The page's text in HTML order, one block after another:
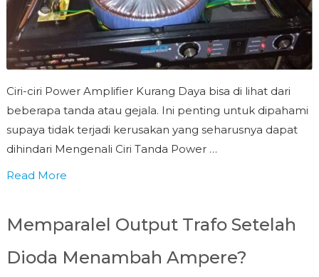
Ciri-ciri Power Amplifier Kurang Daya bisa di lihat dari
beberapa tanda atau gejala. Ini penting untuk dipahami
supaya tidak terjadi kerusakan yang seharusnya dapat
dihindari Mengenali Ciri Tanda Power …
Read More
Memparalel Output Trafo Setelah
Dioda Menambah Ampere?